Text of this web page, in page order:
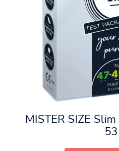
MISTER SIZE
53